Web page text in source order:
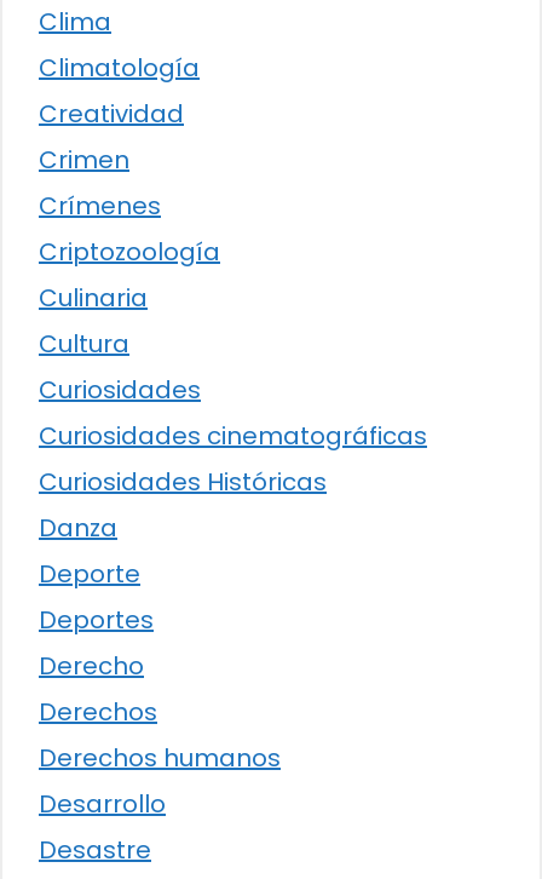
Clima
Climatología
Creatividad
Crimen
Crímenes
Criptozoología
Culinaria
Cultura
Curiosidades
Curiosidades cinematográficas
Curiosidades Históricas
Danza
Deporte
Deportes
Derecho
Derechos
Derechos humanos
Desarrollo
Desastre